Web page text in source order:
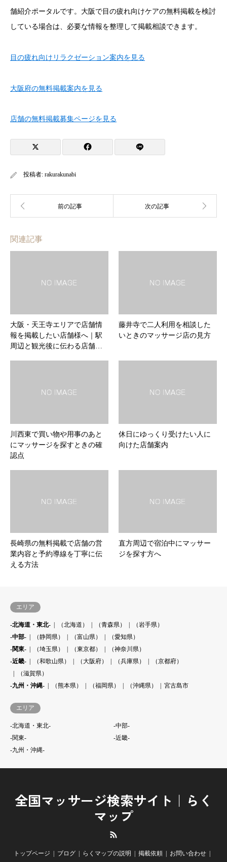
舗紹介ポータルです。大阪で目の疲れ向けケアの無料掲載を検討
している場合は、必要な情報を整理して掲載相談できます。
目の疲れ向けリラクゼーション案内を見る
大阪府の無料掲載案内を見る
店舗の無料掲載募集ページを見る
投稿者: rakurakunabi
関連記事
大阪・天王寺エリアで店舗情
報を掲載したい店舗様へ｜駅
周辺と観光後に伝わる店舗…
藤井寺で二人利用を相談した
いときのマッサージ店の見方
川西東で買い物や用事のあと
にマッサージを探すときの確
認点
休日にゆっくり受けたい人に
向けた店舗案内
長崎県の無料掲載で店舗の営
業内容と予約導線を丁寧に伝
える方法
直方周辺で宿泊中にマッサー
ジを探す方へ
エリア
-北海道・東北- （北海道） （青森県）
（岩手県）
-中部-
（静岡県） （富山県）
（愛知県）
-関東-
（埼玉県） （東京都）
（神奈川県）
-近畿-
（和歌山県） （大阪府） （兵庫県）
（京都府）
（滋賀県）
-九州・沖縄-
（熊本県） （福岡県） （沖縄県） 宮古島市
エリア
-北海道・東北-
-中部-
-関東-
-近畿-
-九州・沖縄-
全国マッサージ検索サイト｜らく
マップ
トップページ ブログ らくマップの説明 掲載依頼 お問い合わせ